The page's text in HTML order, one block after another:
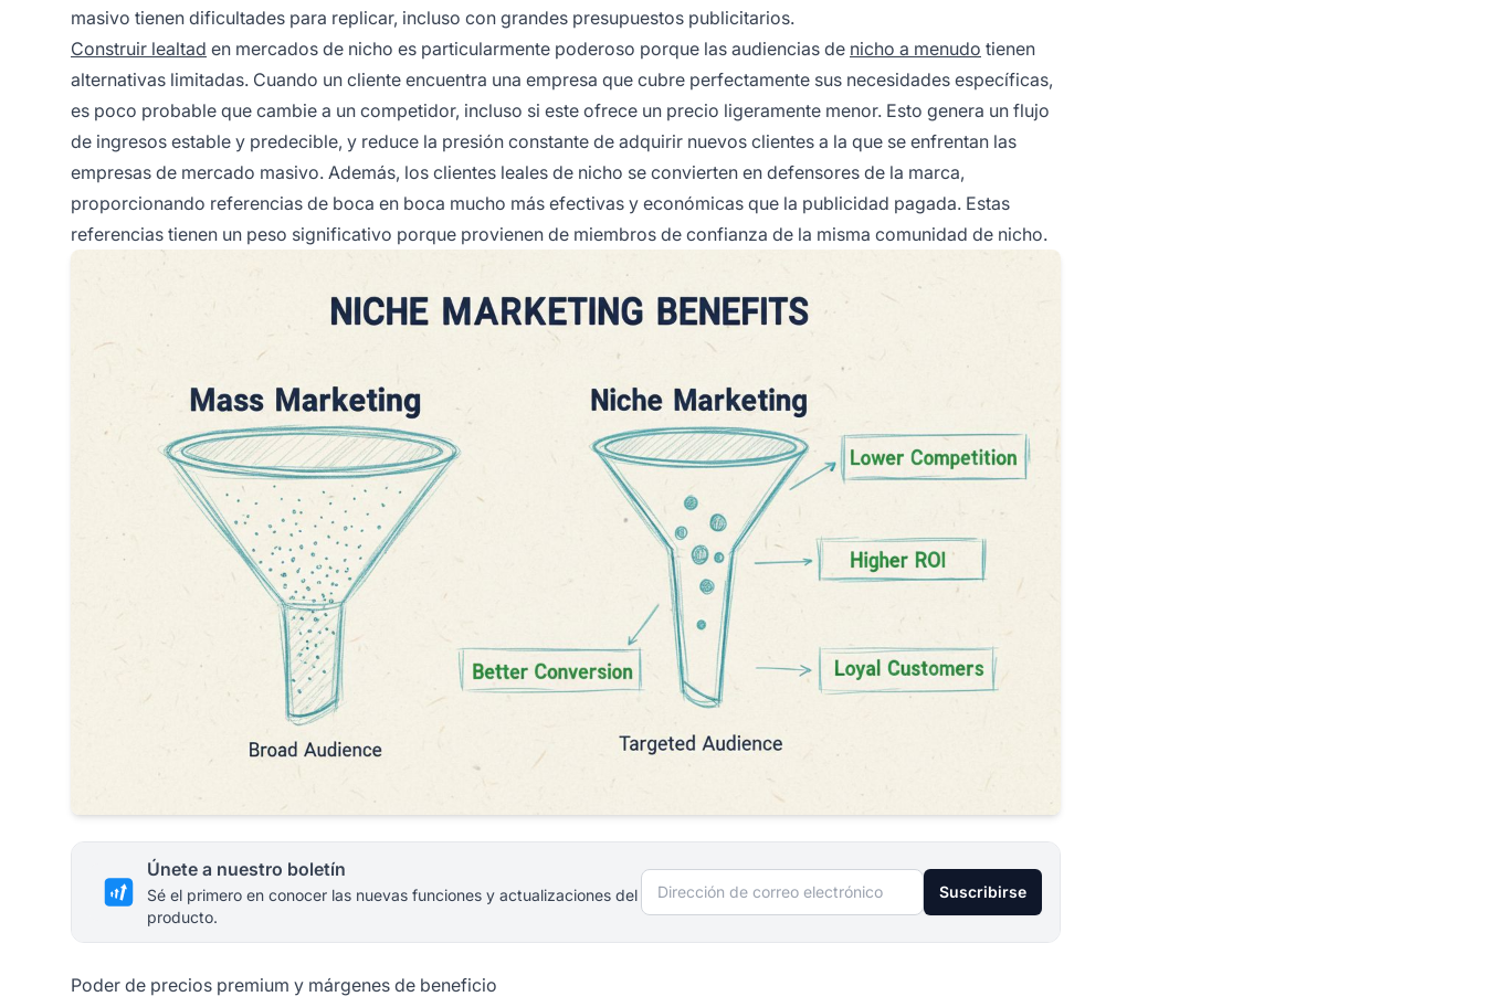
masivo tienen dificultades para replicar, incluso con grandes presupuestos publicitarios.
Construir lealtad en mercados de nicho es particularmente poderoso porque las audiencias de nicho a menudo tienen
alternativas limitadas. Cuando un cliente encuentra una empresa que cubre perfectamente sus necesidades específicas,
es poco probable que cambie a un competidor, incluso si este ofrece un precio ligeramente menor. Esto genera un flujo
de ingresos estable y predecible, y reduce la presión constante de adquirir nuevos clientes a la que se enfrentan las
empresas de mercado masivo. Además, los clientes leales de nicho se convierten en defensores de la marca,
proporcionando referencias de boca en boca mucho más efectivas y económicas que la publicidad pagada. Estas
referencias tienen un peso significativo porque provienen de miembros de confianza de la misma comunidad de nicho.
Únete a nuestro boletín
Sé el primero en conocer las nuevas funciones y actualizaciones del
producto.
Dirección de correo electrónico Suscribirse
Poder de precios premium y márgenes de beneficio